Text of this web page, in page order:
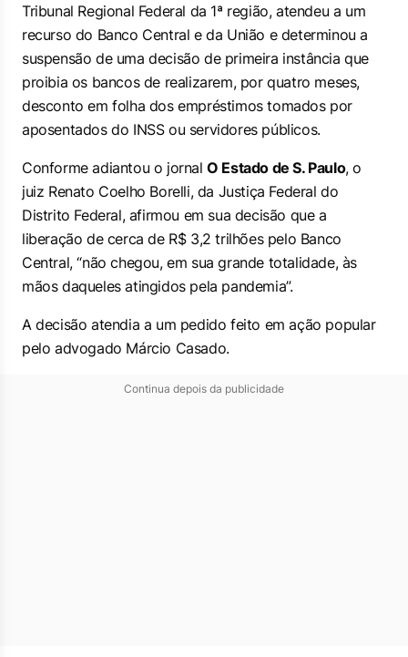
Tribunal Regional Federal da 1ª região, atendeu a um
recurso do Banco Central e da União e determinou a
suspensão de uma decisão de primeira instância que
proibia os bancos de realizarem, por quatro meses,
desconto em folha dos empréstimos tomados por
aposentados do INSS ou servidores públicos.
Conforme adiantou o jornalO Estado de S. Paulo, o
juiz Renato Coelho Borelli, da Justiça Federal do
Distrito Federal, afirmou em sua decisão que a
liberação de cerca de R$ 3,2 trilhões pelo Banco
Central, “não chegou, em sua grande totalidade, às
mãos daqueles atingidos pela pandemia”.
A decisão atendia a um pedido feito em ação popular
pelo advogado Márcio Casado.
Continua depois da publicidade